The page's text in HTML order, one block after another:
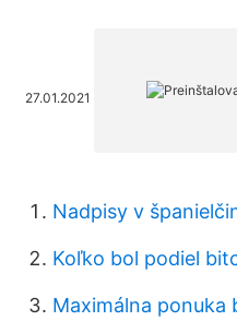
27.01.2021
Nadpisy v
Koľko bol podiel
Maximálna